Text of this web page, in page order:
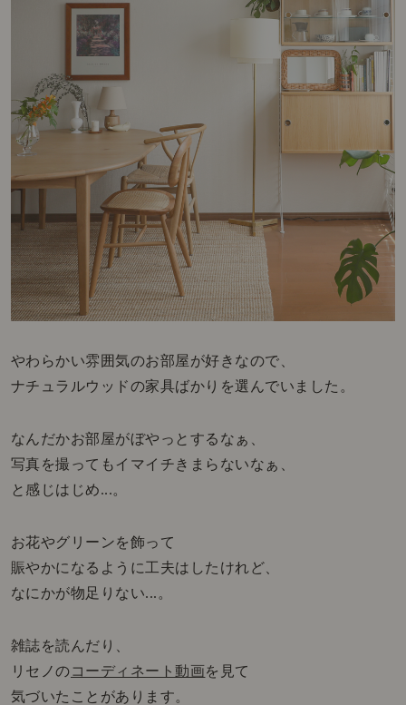
やわらかい雰囲気のお部屋が好きなので、
ナチュラルウッドの家具ばかりを選んでいました。
なんだかお部屋がぼやっとするなぁ、
写真を撮ってもイマイチきまらないなぁ、
と感じはじめ...。
お花やグリーンを飾って
賑やかになるように工夫はしたけれど、
なにかが物足りない...。
雑誌を読んだり、
リセノのコーディネート動画を見て
気づいたことがあります。